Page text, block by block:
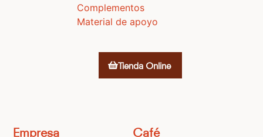
Complementos
Material de apoyo
Tienda Online
Empresa Café